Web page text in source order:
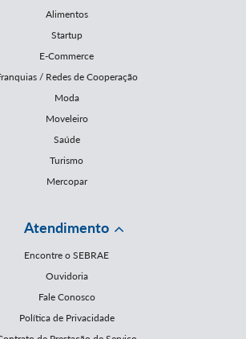
Alimentos
Startup
E-Commerce
/ Redes de Cooperação
Moda
Moveleiro
Saúde
Turismo
Mercopar
Atendimento
Encontre o SEBRAE
Ouvidoria
Fale Conosco
Política de Privacidade